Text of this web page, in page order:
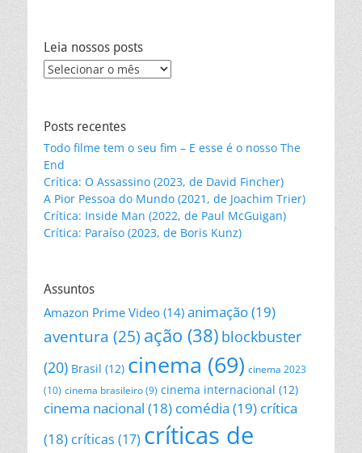
Leia nossos posts
Leia
Posts recentes
Todo filme tem o seu fim – E esse é o nosso The
End
Crítica: O Assassino (2023, de David Fincher)
A Pior Pessoa do Mundo (2021, de Joachim Trier)
Crítica: Inside Man (2022, de Paul McGuigan)
Crítica: Paraíso (2023, de Boris Kunz)
Assuntos
Amazon Prime Video (14) animação(19)
aventura (25) ação (38) blockbuster
(20) Brasil (12) cinema (69) cinema 2023
(10) cinema brasileiro (9) cinema internacional (12)
cinema nacional (18) comédia (19) crítica
(18) críticas (17) críticas de